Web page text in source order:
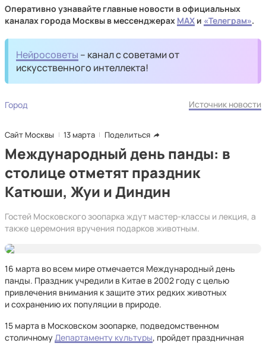
Оперативно узнавайте главные новости в официальных
каналах города Москвы в мессенджерах MAX и «Телеграм».
Нейросоветы – канал с советами от
искусственного интеллекта!
Город Источник новости
Сайт Москвы 13 марта Поделиться
Международный день панды: в
столице отметят праздник
Катюши, Жуи и Диндин
Гостей Московского зоопарка ждут мастер-классы и лекция, а
также церемония вручения подарков животным.
16 марта во всем мире отмечается Международный день
панды. Праздник учредили в Китае в 2002 году с целью
привлечения внимания к защите этих редких животных
и сохранению их популяции в природе.
15 марта в Московском зоопарке, подведомственном
столичномуДепартаменту культуры, пройдет праздничная